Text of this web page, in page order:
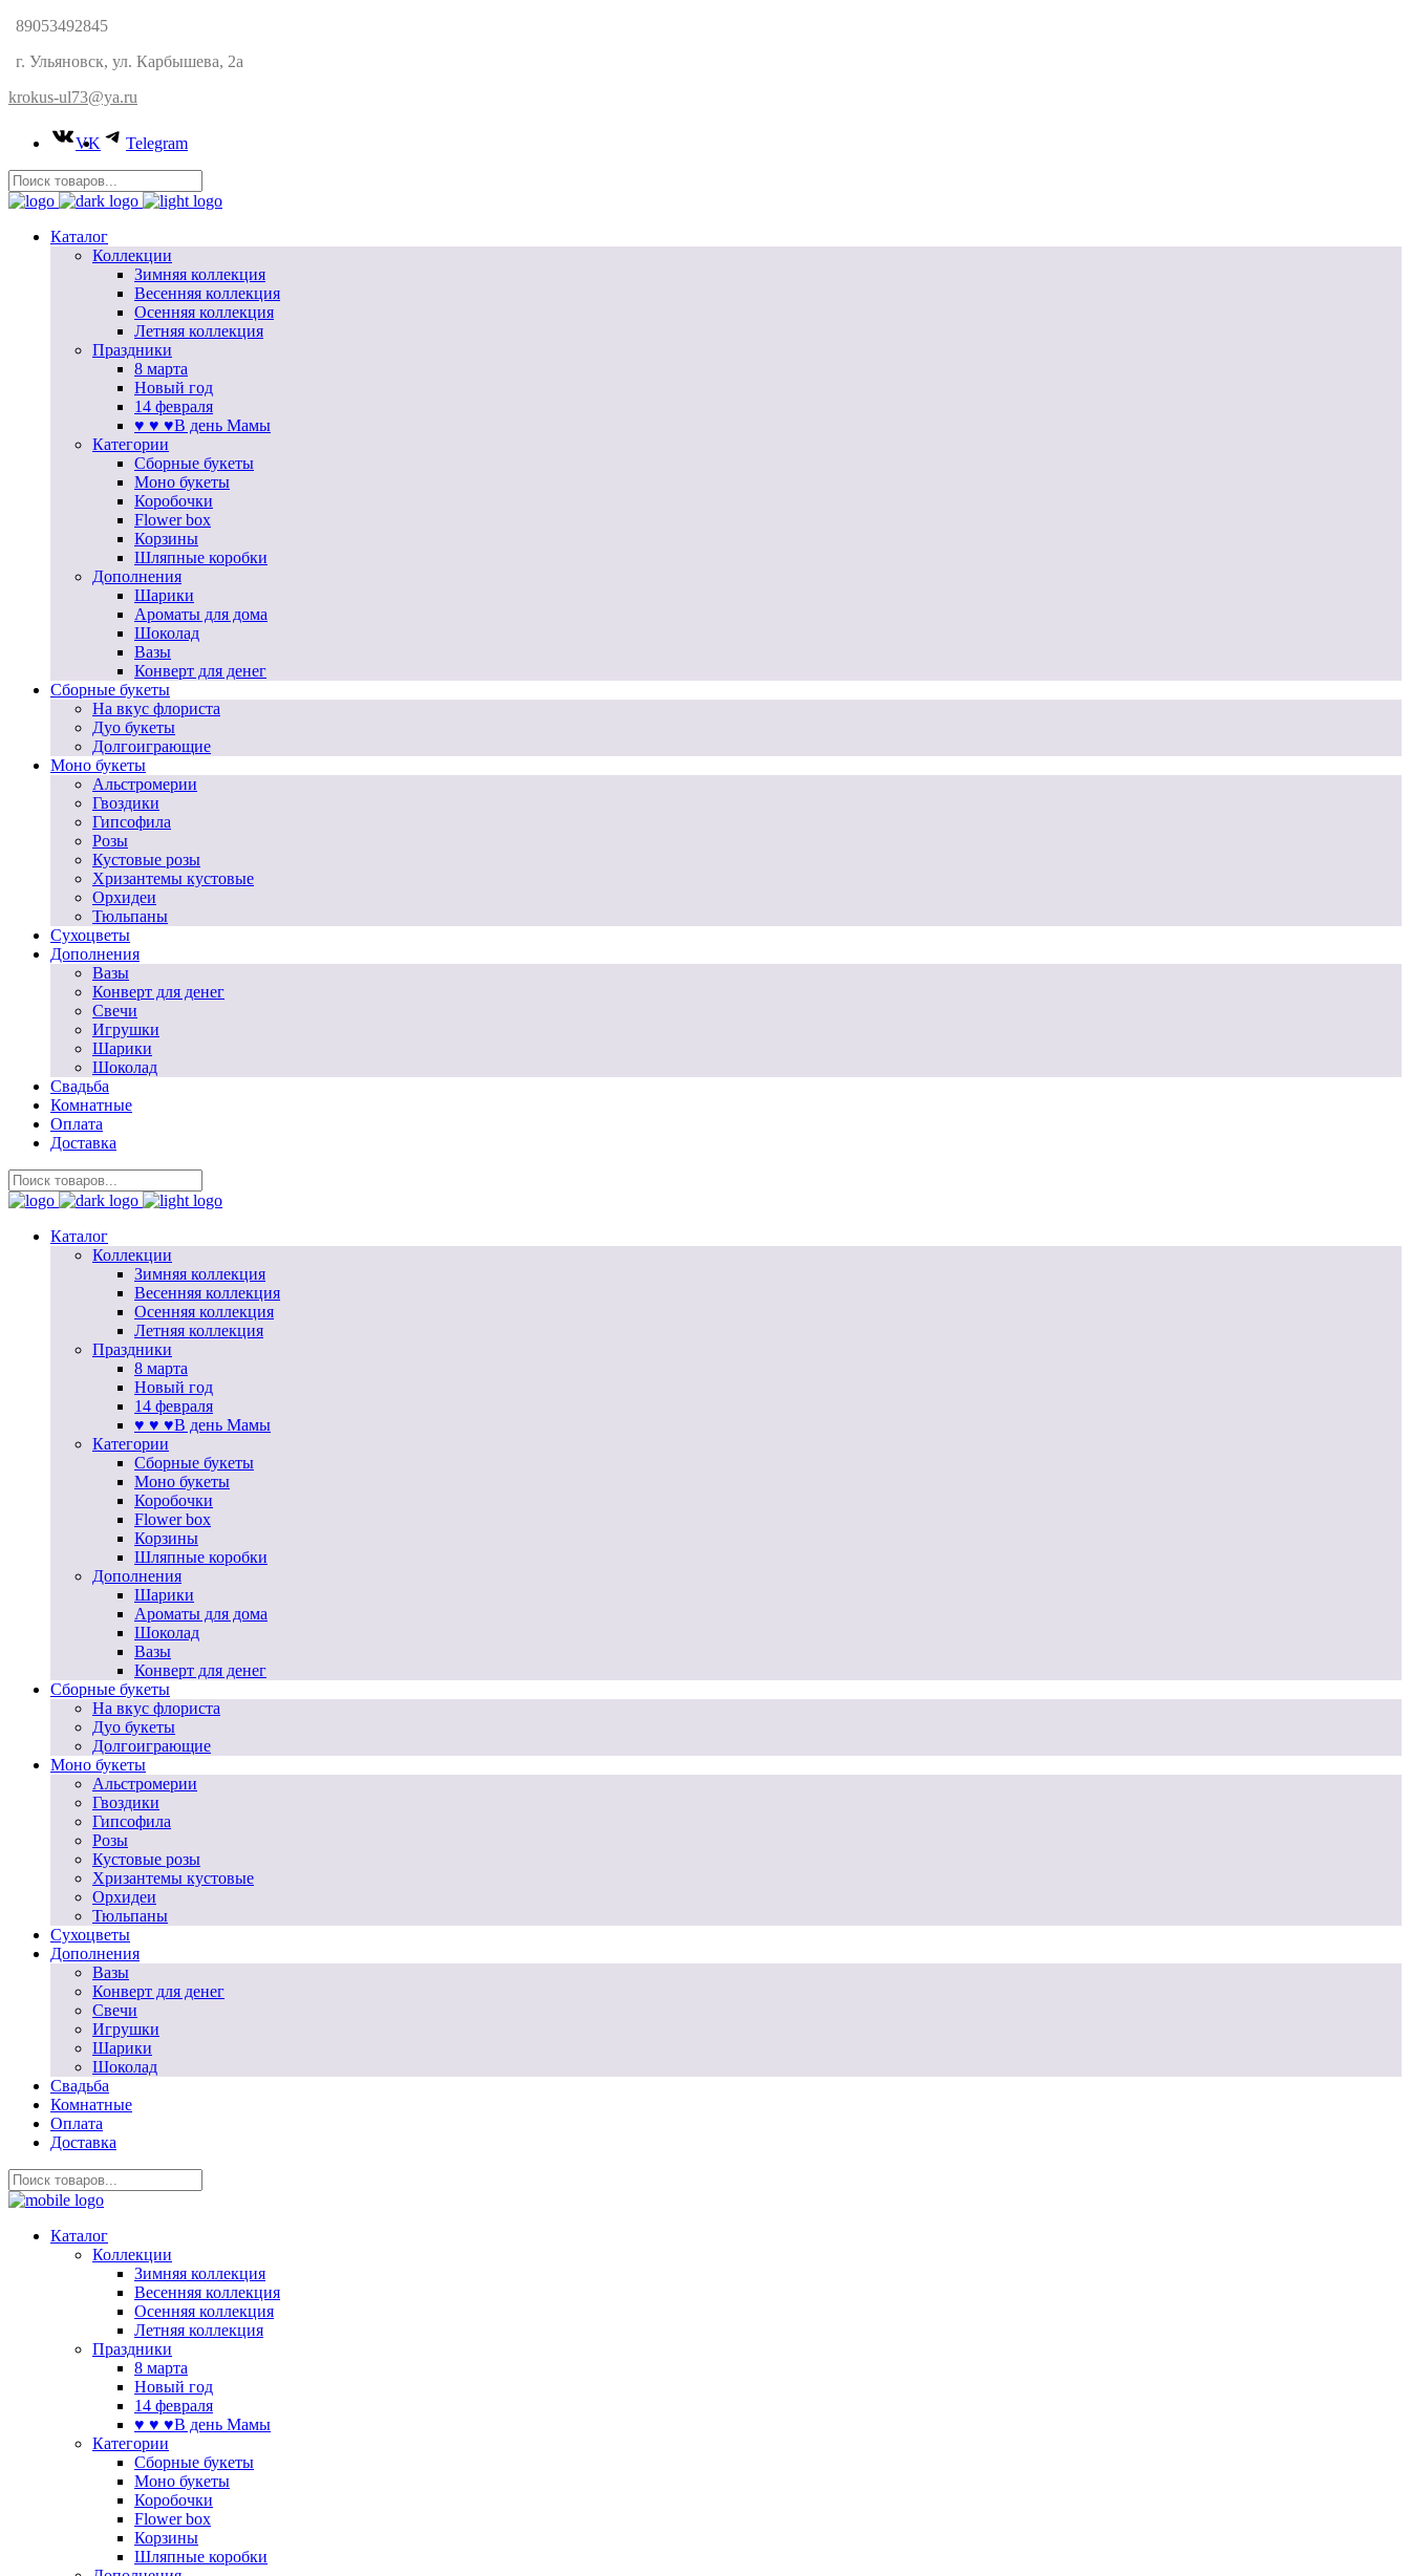
89053492845
г. Ульяновск, ул. Карбышева, 2а
krokus-ul73@ya.ru
VK Telegram
Каталог
Коллекции
Зимняя коллекция
Весенняя коллекция
Осенняя коллекция
Летняя коллекция
Праздники
8 марта
Новый год
14 февраля
♥ ♥ ♥В день Мамы
Категории
Сборные букеты
Моно букеты
Коробочки
Flower box
Корзины
Шляпные коробки
Дополнения
Шарики
Ароматы для дома
Шоколад
Вазы
Конверт для денег
Сборные букеты
На вкус флориста
Дуо букеты
Долгоиграющие
Моно букеты
Альстромерии
Гвоздики
Гипсофила
Розы
Кустовые розы
Хризантемы кустовые
Орхидеи
Тюльпаны
Сухоцветы
Дополнения
Вазы
Конверт для денег
Свечи
Игрушки
Шарики
Шоколад
Свадьба
Комнатные
Оплата
Доставка
Каталог
Коллекции
Зимняя коллекция
Весенняя коллекция
Осенняя коллекция
Летняя коллекция
Праздники
8 марта
Новый год
14 февраля
♥ ♥ ♥В день Мамы
Категории
Сборные букеты
Моно букеты
Коробочки
Flower box
Корзины
Шляпные коробки
Дополнения
Шарики
Ароматы для дома
Шоколад
Вазы
Конверт для денег
Сборные букеты
На вкус флориста
Дуо букеты
Долгоиграющие
Моно букеты
Альстромерии
Гвоздики
Гипсофила
Розы
Кустовые розы
Хризантемы кустовые
Орхидеи
Тюльпаны
Сухоцветы
Дополнения
Вазы
Конверт для денег
Свечи
Игрушки
Шарики
Шоколад
Свадьба
Комнатные
Оплата
Доставка
Каталог
Коллекции
Зимняя коллекция
Весенняя коллекция
Осенняя коллекция
Летняя коллекция
Праздники
8 марта
Новый год
14 февраля
♥ ♥ ♥В день Мамы
Категории
Сборные букеты
Моно букеты
Коробочки
Flower box
Корзины
Шляпные коробки